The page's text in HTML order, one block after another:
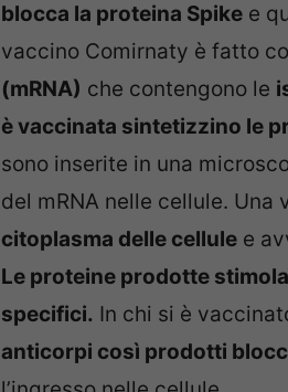
blocca la proteina Spike e
vaccino Comirnaty è fatto
(mRNA) che contengono le
è vaccinata sintetizzino le
sono inserite in una
del mRNA nelle cellule. Una
citoplasma delle cellule e
Le proteine prodotte
specifici. In chi si è
anticorpi così prodotti